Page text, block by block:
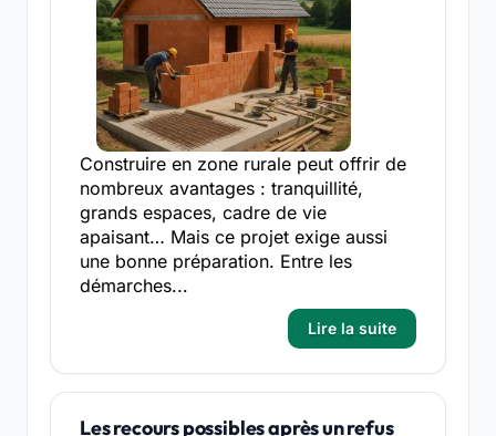
Construire en zone rurale peut offrir de
nombreux avantages : tranquillité,
grands espaces, cadre de vie
apaisant… Mais ce projet exige aussi
une bonne préparation. Entre les
démarches...
Lire la suite
Les recours possibles après un refus